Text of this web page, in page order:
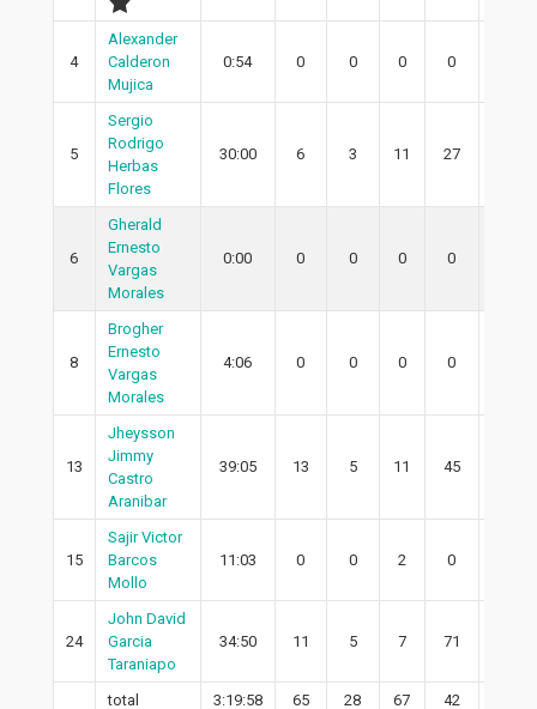
4
Alexander
Calderon
Mujica
0:54 0 0 0 0
5
Sergio
Rodrigo
Herbas
Flores
30:00 6 3 11 27
6
Gherald
Ernesto
Vargas
Morales
0:00 0 0 0 0
8
Brogher
Ernesto
Vargas
Morales
4:06 0 0 0 0
13
Jheysson
Jimmy
Castro
Aranibar
39:05 13 5 11 45
15
Sajir Victor
Barcos
Mollo
11:03 0 0 2 0
24
John David
Garcia
Taraniapo
34:50 11 5 7 71
total 3:19:58 65 28 67 42